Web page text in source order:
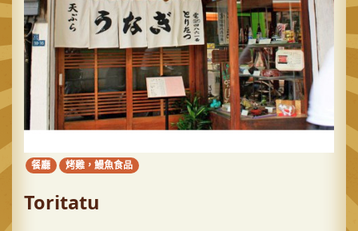
餐廳 烤雞，鰻魚食品
Toritatu